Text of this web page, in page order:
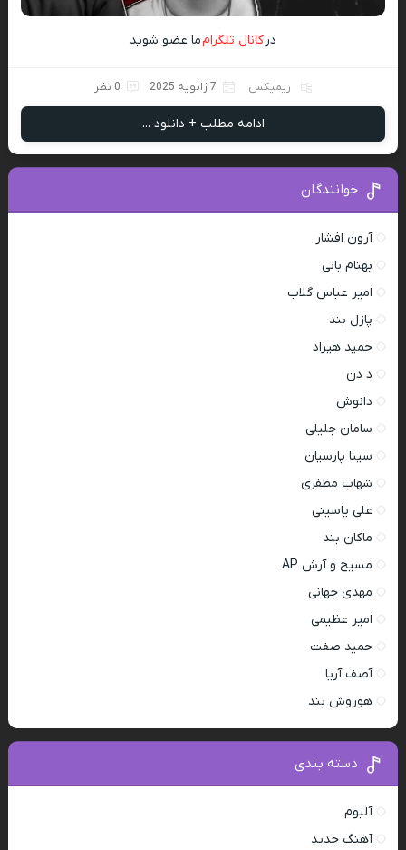
درکانال تلگرامما عضو شوید
ریمیکس 7 ژانویه 2025 0 نظر
ادامه مطلب + دانلود ...
خوانندگان
آرون افشار
بهنام بانی
امیر عباس گلاب
پازل بند
حمید هیراد
د دن
دانوش
سامان جلیلی
سینا پارسیان
شهاب مظفری
علی یاسینی
ماکان بند
مسیح و آرش AP
مهدی جهانی
امیر عظیمی
حمید صفت
آصف آریا
هوروش بند
دسته بندی
آلبوم
آهنگ جدید